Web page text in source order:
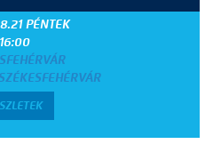
PÉNTEK
16:00